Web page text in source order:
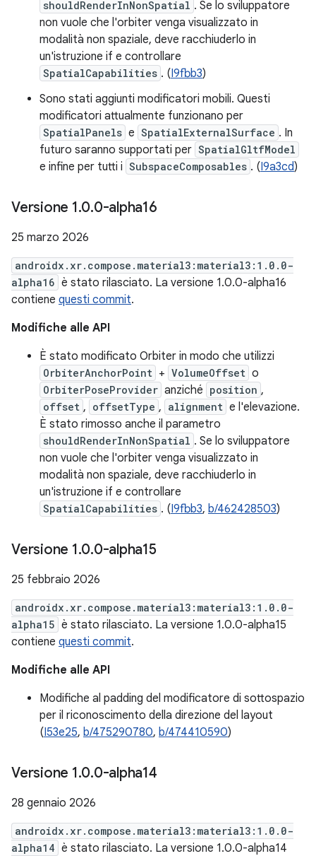
shouldRenderInNonSpatial . Se lo sviluppatore
non vuole che l'orbiter venga visualizzato in
modalità non spaziale, deve racchiuderlo in
un'istruzione if e controllare
SpatialCapabilities . (I9fbb3)
Sono stati aggiunti modificatori mobili. Questi
modificatori attualmente funzionano per
SpatialPanels e SpatialExternalSurface . In
futuro saranno supportati per SpatialGltfModel
e infine per tutti i SubspaceComposables . (I9a3cd)
Versione 1.0.0-alpha16
25 marzo 2026
androidx.xr.compose.material3:material3:1.0.0-
alpha16 è stato rilasciato. La versione 1.0.0-alpha16
contiene questi commit.
Modifiche alle API
È stato modificato Orbiter in modo che utilizzi
OrbiterAnchorPoint + VolumeOffset o
OrbiterPoseProvider anziché position ,
offset , offsetType , alignment e l'elevazione.
È stato rimosso anche il parametro
shouldRenderInNonSpatial . Se lo sviluppatore
non vuole che l'orbiter venga visualizzato in
modalità non spaziale, deve racchiuderlo in
un'istruzione if e controllare
SpatialCapabilities . (I9fbb3, b/462428503)
Versione 1.0.0-alpha15
25 febbraio 2026
androidx.xr.compose.material3:material3:1.0.0-
alpha15 è stato rilasciato. La versione 1.0.0-alpha15
contiene questi commit.
Modifiche alle API
Modifiche al padding del modificatore di sottospazio
per il riconoscimento della direzione del layout
(I53e25, b/475290780, b/474410590)
Versione 1.0.0-alpha14
28 gennaio 2026
androidx.xr.compose.material3:material3:1.0.0-
alpha14 è stato rilasciato. La versione 1.0.0-alpha14